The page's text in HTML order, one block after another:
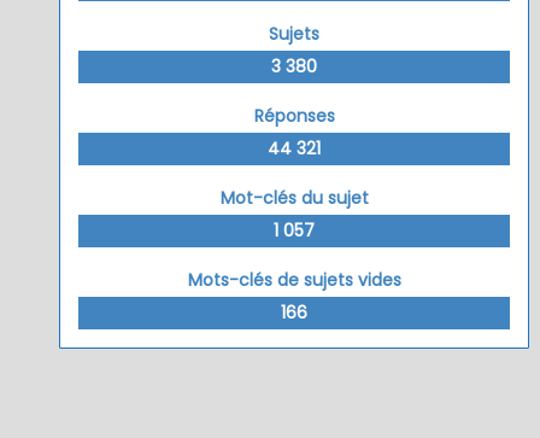
Sujets
3 380
Réponses
44 321
Mot-clés du sujet
1 057
Mots-clés de sujets vides
166